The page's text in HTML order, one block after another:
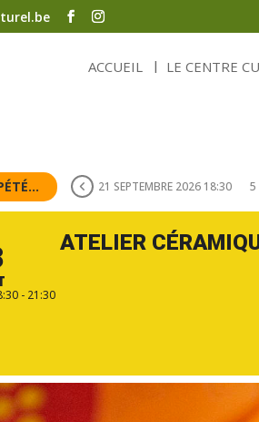
ACCUEIL LE CENTRE
21 SEPTEMBRE 2026 18:30 5
- 21:30
ATELIER